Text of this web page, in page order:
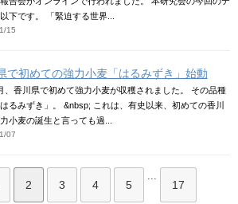
下です。 「緊迫する世界...
15
で初めての強力小麦「はるみずき」始動
、香川県で初めて強力小麦が収穫されました。 その品種
るみずき」。 &nbsp; これは、有史以来、初めての香川
小麦の誕生と言っても過...
07
2 3 4 5
...
17